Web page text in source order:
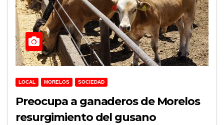
LOCAL MORELOS SOCIEDAD
Preocupa a ganaderos de Morelos
resurgimiento del gusano